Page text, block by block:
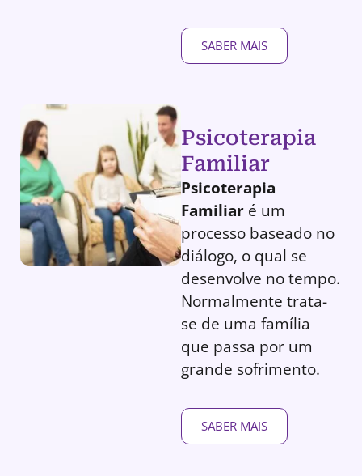
SABER MAIS
Psicoterapia
Familiar
Psicoterapia
Familiar é um
processo baseado no
diálogo, o qual se
desenvolve no tempo.
Normalmente trata-
se de uma família
que passa por um
grande sofrimento.
SABER MAIS